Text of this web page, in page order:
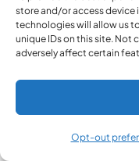
store and/or access
technologies will allow us
unique IDs on this site. Not
adversely affect certain
Opt-out
-en
Plus